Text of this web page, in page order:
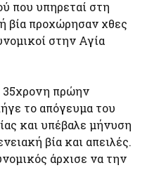
που υπηρεταί στη
βία προχώρησαν χθες
στην Αγία
35χρονη πρώην
το απόγευμα του
και υπέβαλε μήνυση
βία και απειλές.
άρχισε να την